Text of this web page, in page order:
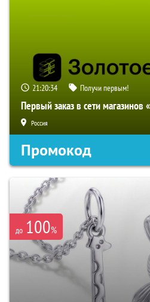
21:20:33 Получи первым!
Первый заказ в сети магазинов
Россия
Промокод
до 100%